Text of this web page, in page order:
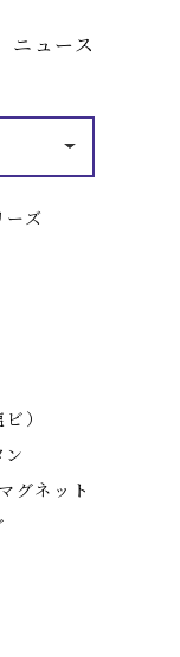
ニュース
ーズ
）
グネット